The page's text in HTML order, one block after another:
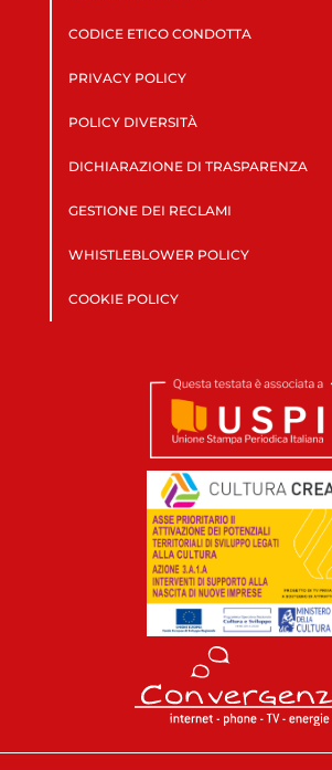
CODICE ETICO CONDOTTA
PRIVACY POLICY
POLICY DIVERSITÀ
DICHIARAZIONE DI TRASPARENZA
GESTIONE DEI RECLAMI
WHISTLEBLOWER POLICY
COOKIE POLICY